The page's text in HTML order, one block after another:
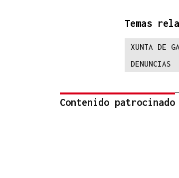
Temas
XUNTA DE
DENUNCIAS
Contenido patrocinado